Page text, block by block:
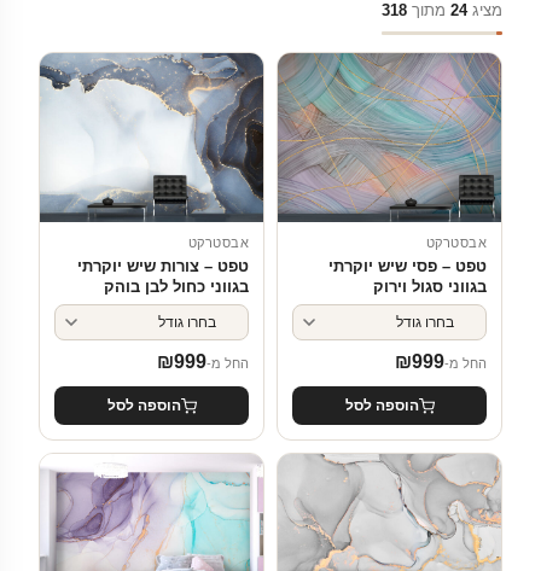
מציג24 מתוך 318
אבסטרקט
טפט – פסי שיש יוקרתי
בגווני סגול וירוק
החל מ- ₪999
הוספה לסל
אבסטרקט
טפט – צורות שיש יוקרתי
בגווני כחול לבן בוהק
החל מ- ₪999
הוספה לסל